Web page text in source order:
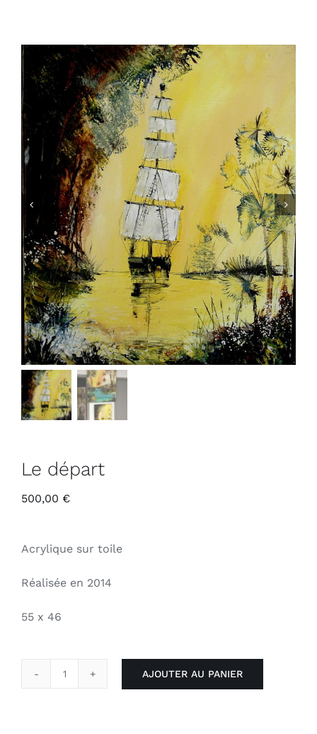
Le départ
500,00 €
Acrylique sur toile
Réalisée en 2014
55 x 46
AJOUTER AU PANIER